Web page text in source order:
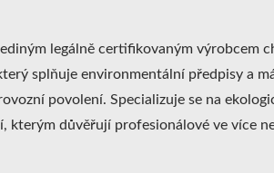
legálně certifikovaným výrobcem
splňuje environmentální předpisy a
povolení. Specializuje se na
kterým důvěřují profesionálové ve více